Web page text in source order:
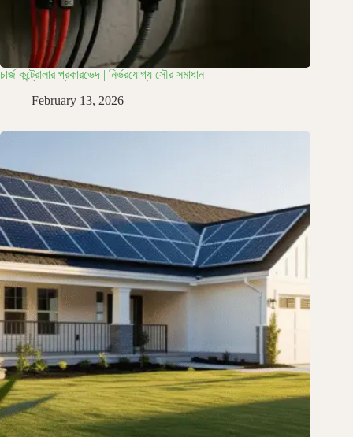
চার্জ কন্ট্রোলার প্রকারভেদ | নির্ভরযোগ্য সৌর সমাধান
February 13, 2026